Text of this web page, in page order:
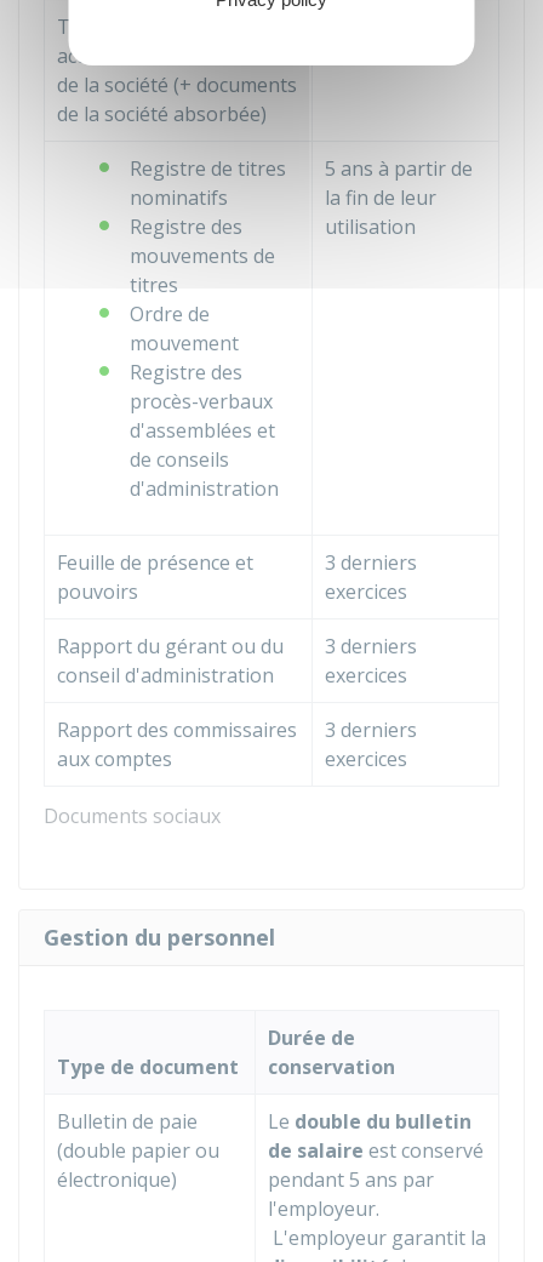
Documents sociaux
Traité de fusion et autre
acte lié au fonctionnement
de la société (+ documents
de la société absorbée)
Registre de titres
nominatifs
Registre des
mouvements de
titres
Ordre de
mouvement
Registre des
procès-verbaux
d'assemblées et
de conseils
d'administration
5 ans à partir de
la fin de leur
utilisation
Feuille de présence et
pouvoirs
3 derniers
exercices
Rapport du gérant ou du
conseil d'administration
3 derniers
exercices
Rapport des commissaires
aux comptes
3 derniers
exercices
Gestion du personnel
Type de document
Durée de
conservation
Bulletin de paie
(double papier ou
électronique)
Le double du bulletin
de salaire est conservé
pendant 5 ans par
l'employeur.
L'employeur garantit la